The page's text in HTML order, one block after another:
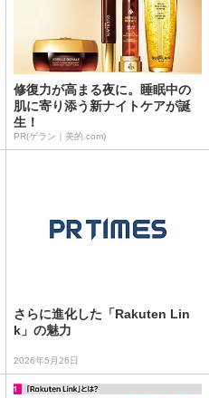
修復力が高まる夜に。睡眠中の
肌に寄り添う新ナイトケアが誕
生！
PR(ゲラン｜美的.com)
さらに進化した「Rakuten Lin
k」の魅力
2026年5月26日